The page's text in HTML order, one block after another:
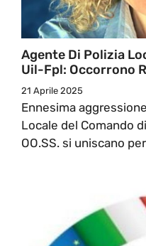
Agente Di Polizia
Uil-Fpl: Occorrono
21 Aprile 2025
Ennesima
Locale del Comando
OO.SS. si uniscano